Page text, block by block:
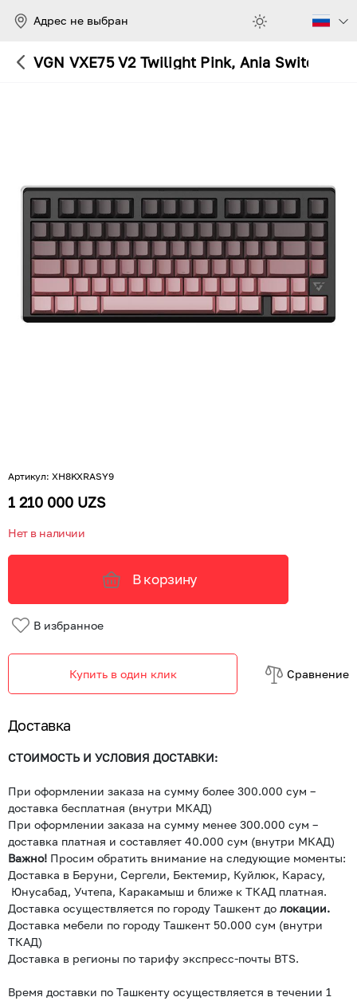
Адрес не выбран
VGN VXE75 V2 Twilight Pink, Ania Switch,
Артикул: XH8KXRASY9
1 210 000 UZS
Нет в наличии
В корзину
В избранное
Купить в один клик Cравнение
Доставка
СТОИМОСТЬ И УСЛОВИЯ ДОСТАВКИ:
При оформлении заказа на сумму более 300.000 сум –
доставка бесплатная (внутри МКАД)
При оформлении заказа на сумму менее 300.000 сум –
доставка платная и составляет 40.000 сум (внутри МКАД)
Важно! Просим обратить внимание на следующие моменты:
Доставка в Беруни, Сергели, Бектемир, Куйлюк, Карасу,
Юнусабад, Учтепа, Каракамыш и ближе к ТКАД платная.
Доставка осуществляется по городу Ташкент до локации.
Доставка мебели по городу Ташкент 50.000 сум (внутри
ТКАД)
Доставка в регионы по тарифу экспресс-почты BTS.
Время доставки по Ташкенту осуществляется в течении 1